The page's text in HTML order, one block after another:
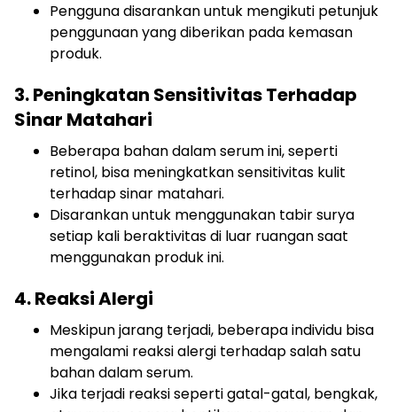
Pengguna disarankan untuk mengikuti petunjuk
penggunaan yang diberikan pada kemasan
produk.
3. Peningkatan Sensitivitas Terhadap
Sinar Matahari
Beberapa bahan dalam serum ini, seperti
retinol, bisa meningkatkan sensitivitas kulit
terhadap sinar matahari.
Disarankan untuk menggunakan tabir surya
setiap kali beraktivitas di luar ruangan saat
menggunakan produk ini.
4. Reaksi Alergi
Meskipun jarang terjadi, beberapa individu bisa
mengalami reaksi alergi terhadap salah satu
bahan dalam serum.
Jika terjadi reaksi seperti gatal-gatal, bengkak,